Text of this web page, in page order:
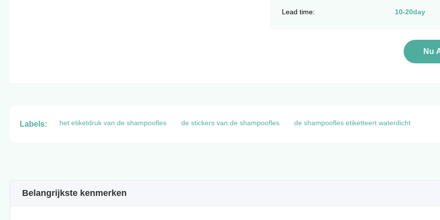
Lead time: 10-20day
Nu
Labels: het etiketdruk van de shampoofles de stickers van de shampoofles de shampoofles etiketteert waterdicht
Belangrijkste kenmerken